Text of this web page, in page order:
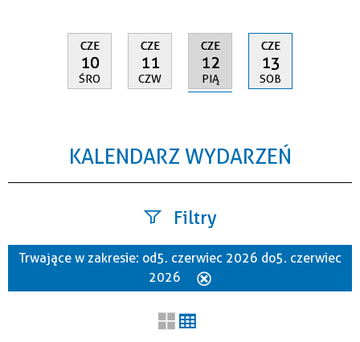
CZE
10
ŚRO
CZE
11
CZW
CZE
12
PIĄ
CZE
13
SOB
KALENDARZ WYDARZEŃ
Filtry
Szukana fraza
Trwające w zakresie: od 5. czerwiec 2026 do 5. czerwiec
2026